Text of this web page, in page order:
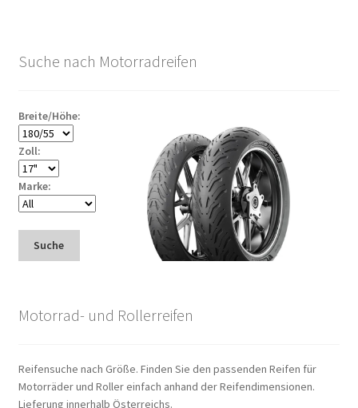
Suche nach Motorradreifen
Breite/Höhe:
Zoll:
Marke:
Suche
Motorrad- und Rollerreifen
Reifensuche nach Größe. Finden Sie den passenden Reifen für
Motorräder und Roller einfach anhand der Reifendimensionen.
Lieferung innerhalb Österreichs.